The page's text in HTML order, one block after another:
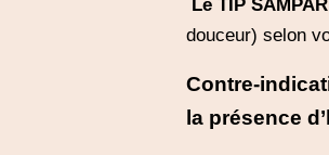
Le TIP
douceur) selon
Contre-
la présence